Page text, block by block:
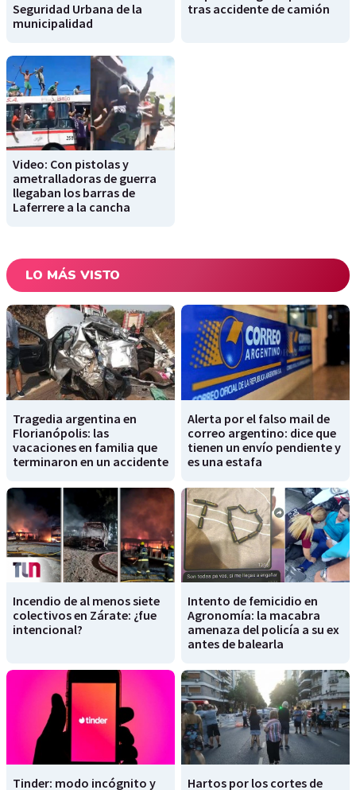
Seguridad Urbana de la
municipalidad
tras accidente de camión
Video: Con pistolas y
ametralladoras de guerra
llegaban los barras de
Laferrere a la cancha
LO MÁS VISTO
Tragedia argentina en
Florianópolis: las
vacaciones en familia que
terminaron en un accidente
Alerta por el falso mail de
correo argentino: dice que
tienen un envío pendiente y
es una estafa
Incendio de al menos siete
colectivos en Zárate: ¿fue
intencional?
Intento de femicidio en
Agronomía: la macabra
amenaza del policía a su ex
antes de balearla
Tinder: modo incógnito y
Hartos por los cortes de